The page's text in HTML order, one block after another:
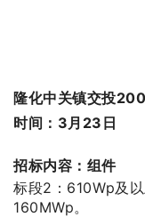
隆化中关镇交投
时间：3月23日
招标内容：组件
标段2：610Wp及
160MWp。